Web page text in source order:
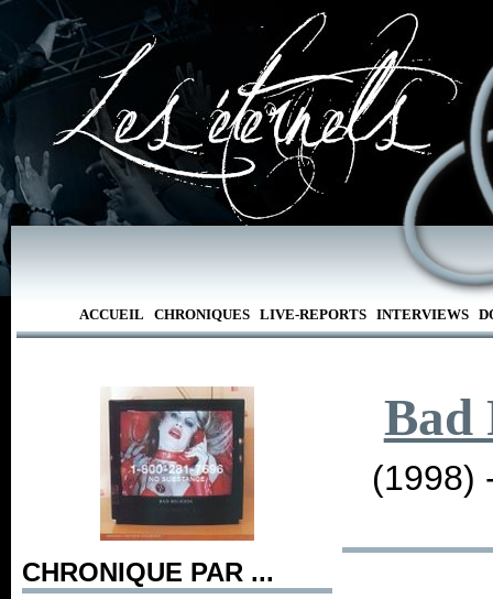
ACCUEIL CHRONIQUES LIVE-REPORTS INTERVIEWS
CHRONIQUE PAR ...
Bad
(1998)